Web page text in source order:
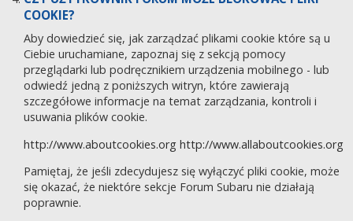
COOKIE?
Aby dowiedzieć się, jak zarządzać plikami cookie które są u
Ciebie uruchamiane, zapoznaj się z sekcją pomocy
przeglądarki lub podręcznikiem urządzenia mobilnego - lub
odwiedź jedną z poniższych witryn, które zawierają
szczegółowe informacje na temat zarządzania, kontroli i
usuwania plików cookie.
http://www.aboutcookies.org http://www.allaboutcookies.org
Pamiętaj, że jeśli zdecydujesz się wyłączyć pliki cookie, może
się okazać, że niektóre sekcje Forum Subaru nie działają
poprawnie.